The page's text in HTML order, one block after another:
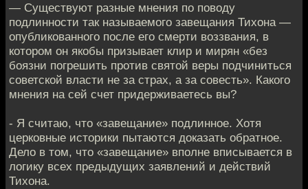
— Существуют разные мнения по поводу
подлинности так называемого завещания Тихона —
опубликованного после его смерти воззвания, в
котором он якобы призывает клир и мирян «без
боязни погрешить против святой веры подчиниться
советской власти не за страх, а за совесть». Какого
мнения на сей счет придерживаетесь вы?
- Я считаю, что «завещание» подлинное. Хотя
церковные историки пытаются доказать обратное.
Дело в том, что «завещание» вполне вписывается в
логику всех предыдущих заявлений и действий
Тихона.